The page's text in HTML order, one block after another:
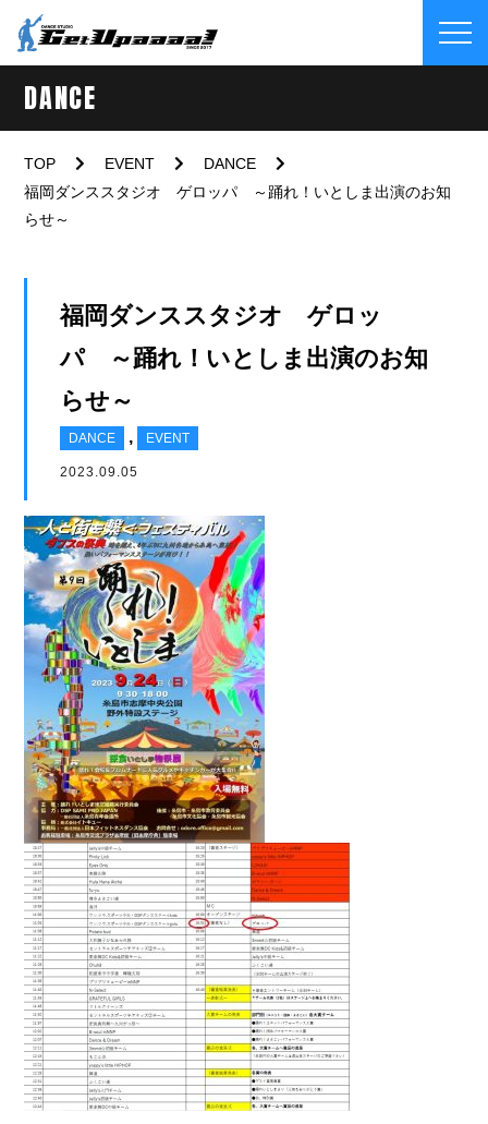
DANCE
TOP EVENT
DANCE
福岡ダンススタジオ ゲロッパ ～踊れ！いとしま出演のお知
らせ～
福岡ダンススタジオ ゲロッ
パ ～踊れ！いとしま出演のお知
らせ～
DANCE , EVENT
2023.09.05